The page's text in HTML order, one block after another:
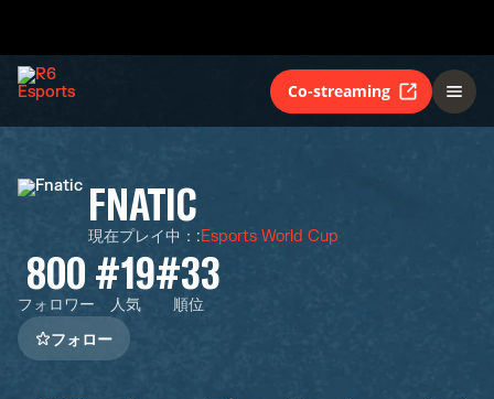
Co-streaming
FNATIC
現在プレイ中： :Esports World Cup
800
フォロワー
#19
人気
#33
順位
フォロー